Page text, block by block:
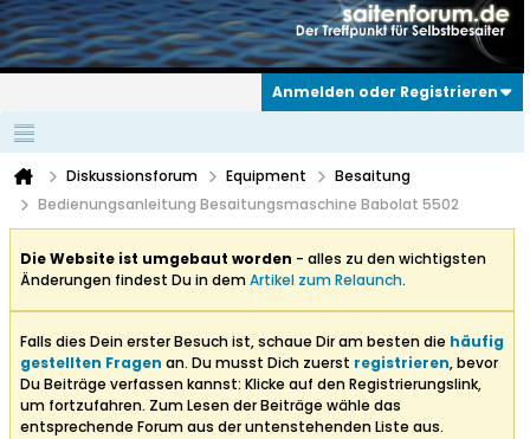
Anmelden oder Registrieren
Diskussionsforum Equipment
Besaitung
Bedienungsanleitung Besaitungsmaschine Babolat 5502
Die Website ist umgebaut worden - alles zu den wichtigsten
Änderungen findest Du in demArtikel zum Relaunch.
Falls dies Dein erster Besuch ist, schaue Dir am besten die häufig
gestellten Fragen an. Du musst Dich zuerst registrieren, bevor
Du Beiträge verfassen kannst: Klicke auf den Registrierungslink,
um fortzufahren. Zum Lesen der Beiträge wähle das
entsprechende Forum aus der untenstehenden Liste aus.